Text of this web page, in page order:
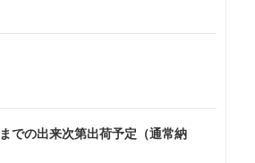
までの出来次第出荷予定（通常納